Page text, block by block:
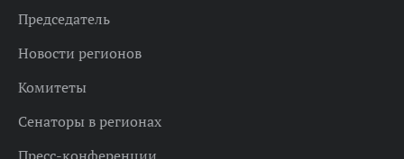
Председатель
Новости регионов
Комитеты
Сенаторы в регионах